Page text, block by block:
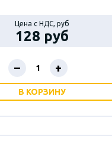
Цена с НДС, руб
128 руб
– +
В КОРЗИНУ